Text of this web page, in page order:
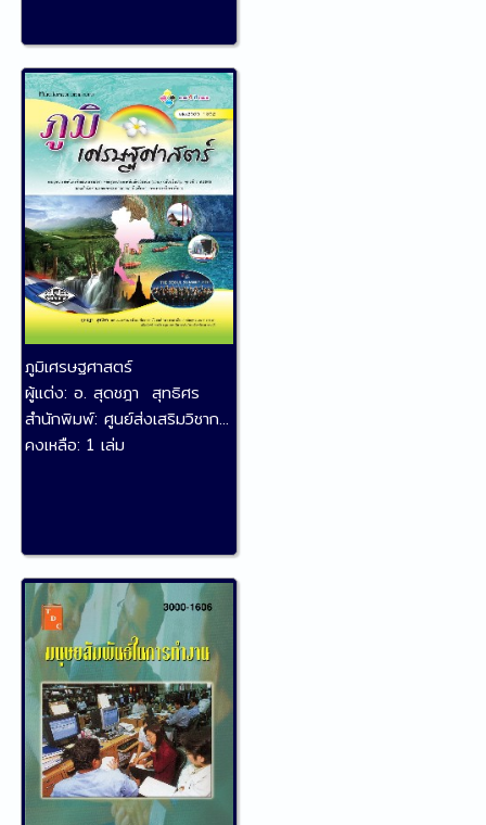
ภูมิเศรษฐศาสตร์
ผู้แต่ง: อ. สุดชฎา สุทธิศร
สำนักพิมพ์: ศูนย์ส่งเสริมวิชาก...
คงเหลือ: 1 เล่ม